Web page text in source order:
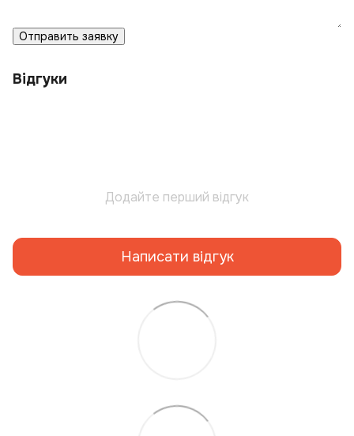
Отправить заявку
Відгуки
Додайте перший відгук
Написати відгук